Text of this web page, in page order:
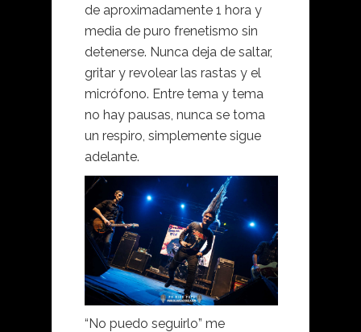
de aproximadamente 1 hora y
media de puro frenetismo sin
detenerse. Nunca deja de saltar,
gritar y revolear las rastas y el
micrófono. Entre tema y tema
no hay pausas, nunca se toma
un respiro, simplemente sigue
adelante.
“No puedo seguirlo” me